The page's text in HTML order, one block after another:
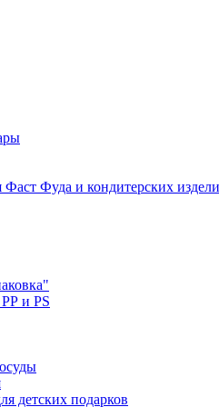
Фаст Фуда и кондитерских
и PS
детских подарков